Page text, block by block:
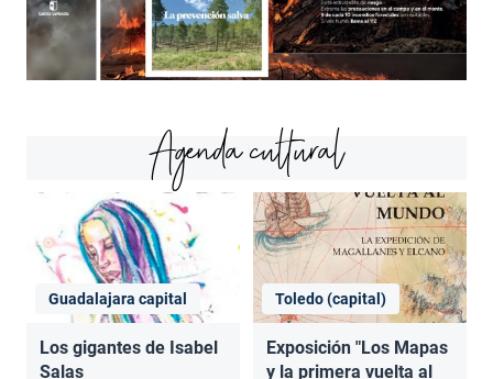
Agenda cultural
Guadalajara capital
Los gigantes de Isabel
Salas
Toledo (capital)
Exposición "Los Mapas
y la primera vuelta al